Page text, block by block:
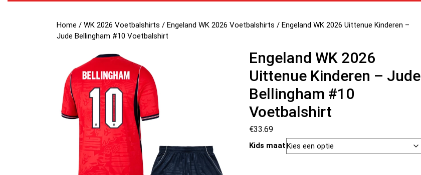
Home /WK 2026 Voetbalshirts /Engeland WK 2026 Voetbalshirts / Engeland WK 2026 Uittenue Kinderen –
Jude Bellingham #10 Voetbalshirt
Engeland WK 2026
Uittenue Kinderen – Jude
Bellingham #10
Voetbalshirt
€33.69
Kids maat